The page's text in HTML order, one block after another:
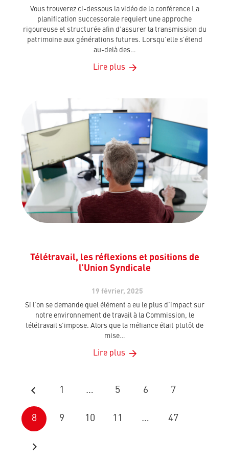
Vous trouverez ci-dessous la vidéo de la conférence La
planification successorale requiert une approche
rigoureuse et structurée afin d’assurer la transmission du
patrimoine aux générations futures. Lorsqu’elle s’étend
au-delà des…
Lire plus
Télétravail, les réflexions et positions de
l’Union Syndicale
19 février, 2025
Si l’on se demande quel élément a eu le plus d’impact sur
notre environnement de travail à la Commission, le
télétravail s’impose. Alors que la méfiance était plutôt de
mise…
Lire plus
1 … 5 6 7
8 9 10 11 … 47